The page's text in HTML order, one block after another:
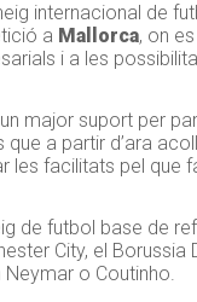
internacional de
a Mallorca, on
i a les
major suport per
a partir d’ara
les facilitats pel que
de futbol base de
City, el
o Coutinho.